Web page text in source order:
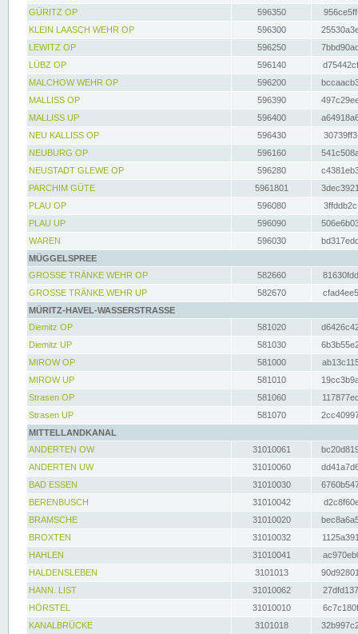
GÜRITZ OP
596350
KLEIN LAASCH WEHR OP
596300
LEWITZ OP
596250
LÜBZ OP
596140
MALCHOW WEHR OP
596200
MALLISS OP
596390
MALLISS UP
596400
NEU KALLISS OP
596430
NEUBURG OP
596160
NEUSTADT GLEWE OP
596280
PARCHIM GÜTE
5961801
PLAU OP
596080
PLAU UP
596090
WAREN
596030
MÜGGELSPREE
GROSSE TRÄNKE WEHR OP
582660
GROSSE TRÄNKE WEHR UP
582670
MÜRITZ-HAVEL-WASSERSTRASSE
Diemitz OP
581020
Diemitz UP
581030
MIROW OP
581000
MIROW UP
581010
Strasen OP
581060
Strasen UP
581070
MITTELLANDKANAL
ANDERTEN OW
31010061
ANDERTEN UW
31010060
BAD ESSEN
31010030
BERENBUSCH
31010042
BRAMSCHE
31010020
BROXTEN
31010032
HAHLEN
31010041
HALDENSLEBEN
3101013
HANN. LIST
31010062
HÖRSTEL
31010010
KANALBRÜCKE
3101018